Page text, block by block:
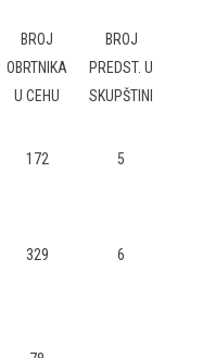
BROJ
OBRTNIKA
U CEHU
BROJ
PREDST. U
SKUPŠTINI
172 5
329 6